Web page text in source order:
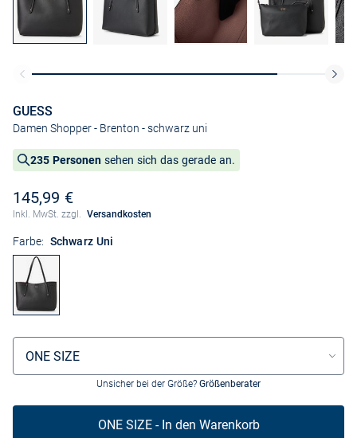
GUESS
Damen Shopper - Brenton - schwarz uni
235 Personen sehen sich das gerade an.
145,99 €
Inkl. MwSt. zzgl. Versandkosten
Farbe: Schwarz Uni
Größenauswahl
ONE SIZE
Unsicher bei der Größe? Größenberater
ONE SIZE - In den Warenkorb